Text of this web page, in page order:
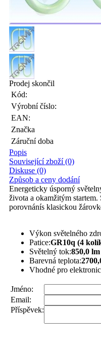
Prodej skončil
Kód:
Výrobní číslo:
EAN:
Značka
Záruční doba
Popis
Související zboží (0)
Diskuse (0)
Způsob a ceny dodání
Energeticky úsporný
života a okamžitým
porovnánís klasickou
Výkon světelného
Patice:GR10q (4
Světelný tok:850,0 lm
Barevná teplota:
Vhodné pro
Jméno:
Email:
Příspěvek: